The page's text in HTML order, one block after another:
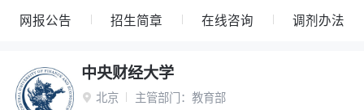
网报公告 招生简章 在线咨询 调剂办法
中央财经大学
 北京 主管部门： 教育部